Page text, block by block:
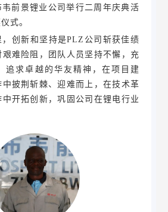
前景锂业公司举行二周年庆典活
式。
，创新和坚持是PLZ公司斩获佳绩
难险阻，团队人员坚持不懈，充
追求卓越的华友精神，在项目建
披荆斩棘、迎难而上，在技术革
开拓创新，巩固公司在锂电行业